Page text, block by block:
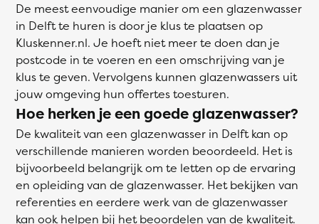
De meest eenvoudige manier om een glazenwasser
in Delft te huren is door je klus te plaatsen op
Kluskenner.nl. Je hoeft niet meer te doen dan je
postcode in te voeren en een omschrijving van je
klus te geven. Vervolgens kunnen glazenwassers uit
jouw omgeving hun offertes toesturen.
Hoe herken je een goede glazenwasser?
De kwaliteit van een glazenwasser in Delft kan op
verschillende manieren worden beoordeeld. Het is
bijvoorbeeld belangrijk om te letten op de ervaring
en opleiding van de glazenwasser. Het bekijken van
referenties en eerdere werk van de glazenwasser
kan ook helpen bij het beoordelen van de kwaliteit.